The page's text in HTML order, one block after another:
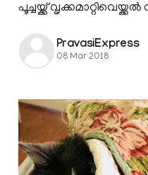
പൂച്ചയ്ക്ക്
PravasiExpress
08 Mar 2018